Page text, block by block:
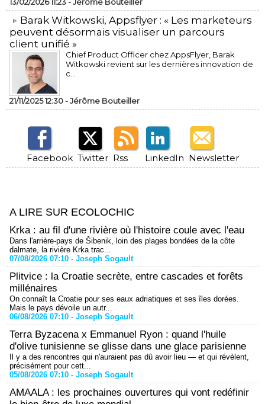
​Barak Witkowski, Appsflyer : « Les marketeurs
peuvent désormais visualiser un parcours
client unifié »
Chief Product Officer chez AppsFlyer, ​Barak
Witkowski revient sur les dernières innovation de
c...
21/11/2025 12:30 -Jérôme Bouteiller
Facebook Twitter Rss LinkedIn Newsletter
A LIRE SUR ECOLOCHIC
Krka : au fil d'une rivière où l'histoire coule avec l'eau
Dans l'arrière-pays de Šibenik, loin des plages bondées de la côte
dalmate, la rivière Krka trac...
07/08/2026 07:10 - Joseph Sogault
Plitvice : la Croatie secrète, entre cascades et forêts
millénaires
On connaît la Croatie pour ses eaux adriatiques et ses îles dorées.
Mais le pays dévoile un autr...
06/08/2026 07:10 - Joseph Sogault
Terra Byzacena x Emmanuel Ryon : quand l'huile
d'olive tunisienne se glisse dans une glace parisienne
Il y a des rencontres qui n'auraient pas dû avoir lieu — et qui révèlent,
précisément pour cett...
05/08/2026 07:10 - Joseph Sogault
AMAALA : les prochaines ouvertures qui vont redéfinir